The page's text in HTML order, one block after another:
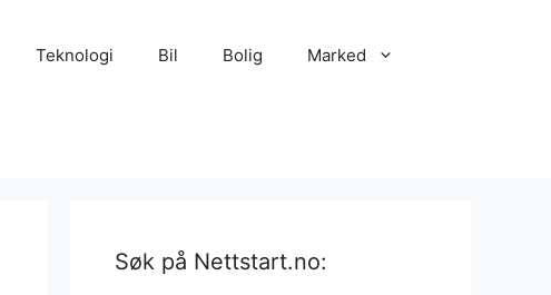
Teknologi Bil Bolig Marked
Søk på Nettstart.no: